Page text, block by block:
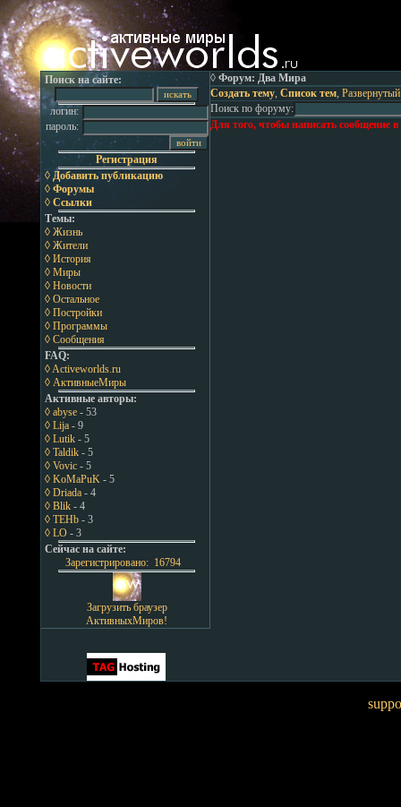
Поиск на сайте:
логин:
пароль:
Регистрация
◊ Добавить публикацию
◊ Форумы
◊ Ссылки
Темы:
◊ Жизнь
◊ Жители
◊ История
◊ Миры
◊ Новости
◊ Остальное
◊ Постройки
◊ Программы
◊ Сообщения
FAQ:
◊ Activeworlds.ru
◊ АктивныеМиры
Активные авторы:
◊ abyse - 53
◊ Lija - 9
◊ Lutik - 5
◊ Taldik - 5
◊ Vovic - 5
◊ KoMaPuK - 5
◊ Driada - 4
◊ Blik - 4
◊ TEHb - 3
◊ LO - 3
Сейчас на сайте:
Зарегистрировано: 16794
Загрузить браузер
АктивныхМиров!
◊ Форум: Два Мира
Создать тему, Список тем,
Поиск по форуму:
Для того, чтобы написать сообщение